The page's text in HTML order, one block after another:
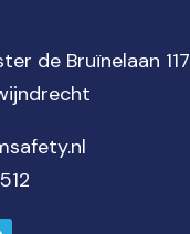
de Bruïnelaan 117